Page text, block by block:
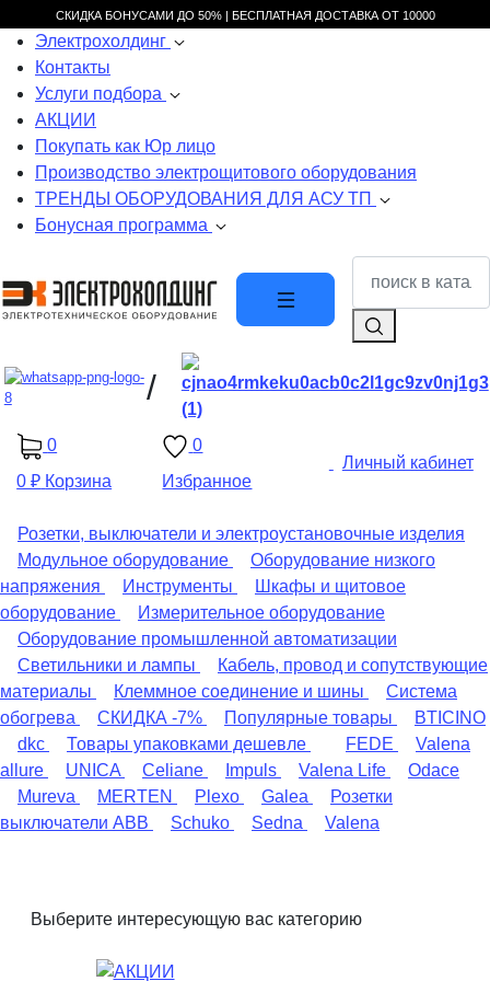
СКИДКА БОНУСАМИ ДО 50% | БЕСПЛАТНАЯ ДОСТАВКА ОТ 10000
Электрохолдинг
Контакты
Услуги подбора
АКЦИИ
Покупать как Юр лицо
Производство электрощитового оборудования
ТРЕНДЫ ОБОРУДОВАНИЯ ДЛЯ АСУ ТП
Бонусная программа
/
0
0 ₽ Корзина
Личный кабинет
0
Избранное
Розетки, выключатели и электроустановочные изделия
Модульное оборудование
Оборудование низкого
напряжения
Инструменты
Шкафы и щитовое
оборудование
Измерительное оборудование
Оборудование промышленной автоматизации
Светильники и лампы
Кабель, провод и сопутствующие
материалы
Клеммное соединение и шины
Система
обогрева
СКИДКА -7% Популярные товары
BTICINO
dkc
Товары упаковками дешевле FEDE
Valena
allure
UNICA Celiane Impuls Valena Life
Odace
Mureva
MERTEN Plexo Galea
Розетки
выключатели ABB
Schuko Sedna Valena
Выберите интересующую вас категорию